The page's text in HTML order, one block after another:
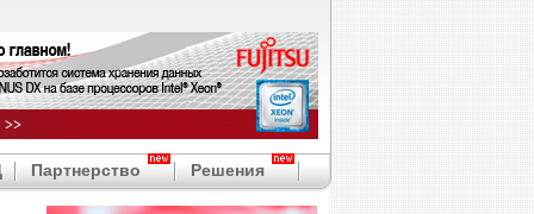
Партнерство Решения